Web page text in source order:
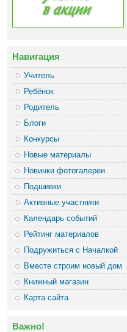
Навигация
Учитель
Ребёнок
Родитель
Блоги
Конкурсы
Новые материалы
Новинки фотогалереи
Подшивки
Активные участники
Календарь событий
Рейтинг материалов
Подружиться с Началкой
Вместе строим новый дом
Книжный магазин
Карта сайта
Важно!